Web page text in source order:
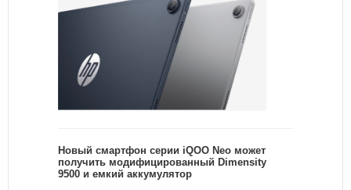
Новый смартфон серии iQOO Neo может
получить модифицированный Dimensity
9500 и емкий аккумулятор